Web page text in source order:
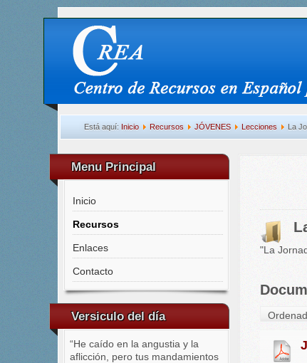
Está aquí: Inicio Recursos JÓVENES Lecciones La
Menu Principal
Inicio
Recursos
Enlaces
Contacto
Versiculo del día
“He caído en la angustia y la
aflicción, pero tus mandamientos
"La